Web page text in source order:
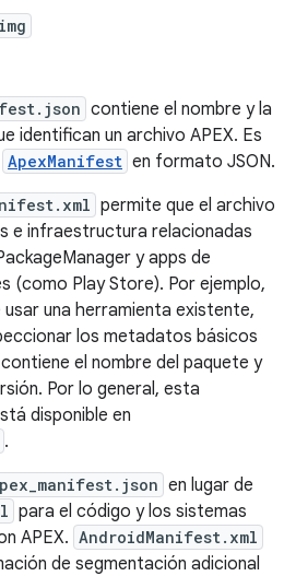
contiene el nombre y la
identifican un archivo APEX. Es
ApexManifest en formato JSON.
permite que el archivo
e infraestructura relacionadas
y apps de
(como Play Store). Por ejemplo,
usar una herramienta existente,
los metadatos básicos
el nombre del paquete y
Por lo general, esta
disponible en
.
en lugar de
para el código y los sistemas
APEX. AndroidManifest.xml
de segmentación adicional